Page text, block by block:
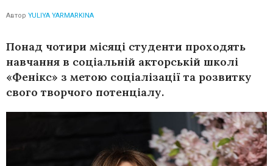
Автор YULIYA YARMARKINA
Понад чотири місяці студенти проходять
навчання в соціальній акторській школі
«Фенікс» з метою соціалізації та розвитку
свого творчого потенціалу.